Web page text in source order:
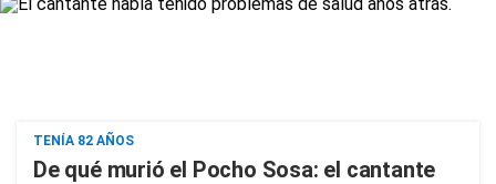
TENÍA 82 AÑOS
De qué murió el Pocho Sosa: el cantante